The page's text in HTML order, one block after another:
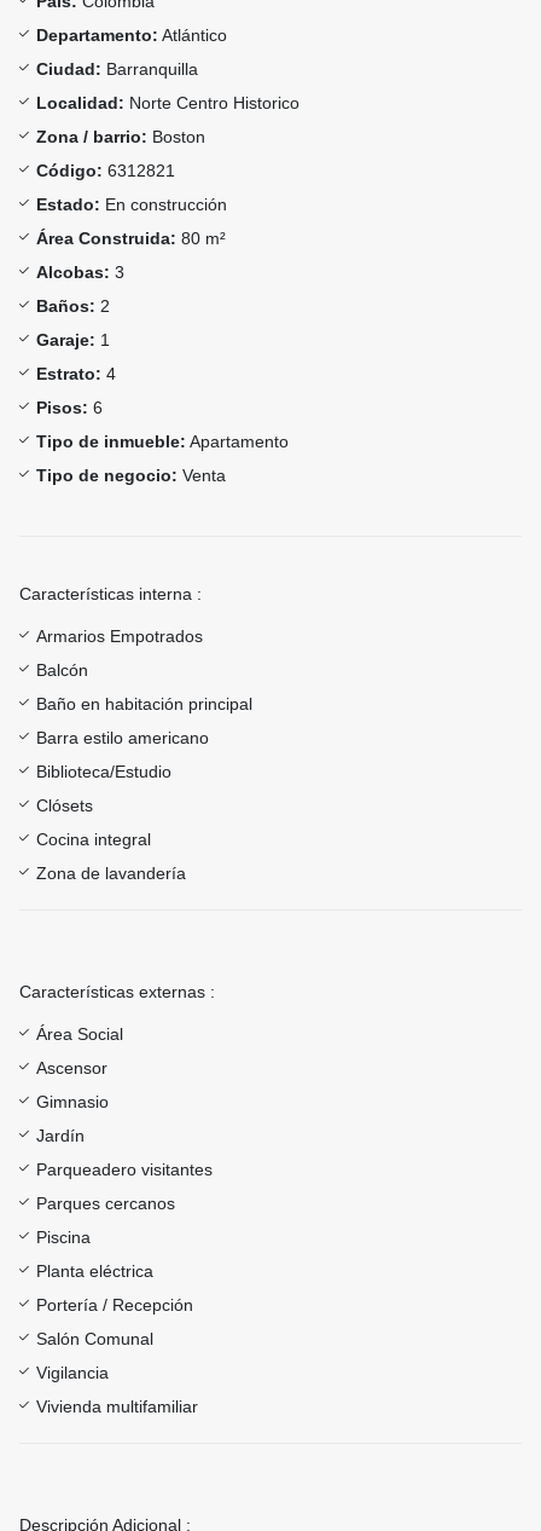
Departamento: Atlántico
Ciudad: Barranquilla
Localidad: Norte Centro Historico
Zona / barrio: Boston
Código: 6312821
Estado: En construcción
Área Construida: 80 m²
Alcobas: 3
Baños: 2
Garaje: 1
Estrato: 4
Pisos: 6
Tipo de inmueble: Apartamento
Tipo de negocio: Venta
Características interna :
Armarios Empotrados
Balcón
Baño en habitación principal
Barra estilo americano
Biblioteca/Estudio
Clósets
Cocina integral
Zona de lavandería
Características externas :
Área Social
Ascensor
Gimnasio
Jardín
Parqueadero visitantes
Parques cercanos
Piscina
Planta eléctrica
Portería / Recepción
Salón Comunal
Vigilancia
Vivienda multifamiliar
Descripción Adicional :